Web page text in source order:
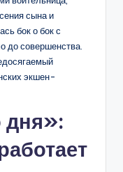
сына и
бок о бок с
до совершенства.
экшен-
дня»: